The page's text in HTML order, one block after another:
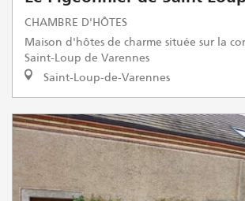
CHAMBRE D'HÔTES
Maison d'hôtes de charme située sur la
Saint-Loup de Varennes
Saint-Loup-de-Varennes